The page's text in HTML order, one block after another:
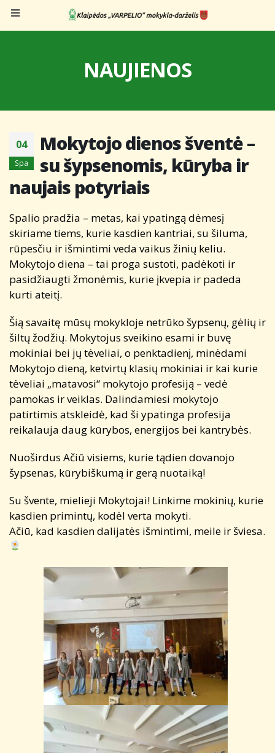
NAUJIENOS
04
Spa
Mokytojo dienos šventė –
su šypsenomis, kūryba ir
naujais potyriais
Spalio pradžia – metas, kai ypatingą dėmesį
skiriame tiems, kurie kasdien kantriai, su šiluma,
rūpesčiu ir išmintimi veda vaikus žinių keliu.
Mokytojo diena – tai proga sustoti, padėkoti ir
pasidžiaugti žmonėmis, kurie įkvepia ir padeda
kurti ateitį.
Šią savaitę mūsų mokykloje netrūko šypsenų, gėlių ir
šiltų žodžių. Mokytojus sveikino esami ir buvę
mokiniai bei jų tėveliai, o penktadienį, minėdami
Mokytojo dieną, ketvirtų klasių mokiniai ir kai kurie
tėveliai „matavosi“ mokytojo profesiją – vedė
pamokas ir veiklas. Dalindamiesi mokytojo
patirtimis atskleidė, kad ši ypatinga profesija
reikalauja daug kūrybos, energijos bei kantrybės.
Nuoširdus Ačiū visiems, kurie tądien dovanojo
šypsenas, kūrybiškumą ir gerą nuotaiką!
Su švente, mielieji Mokytojai! Linkime mokinių, kurie
kasdien primintų, kodėl verta mokyti.
Ačiū, kad kasdien dalijatės išmintimi, meile ir šviesa.